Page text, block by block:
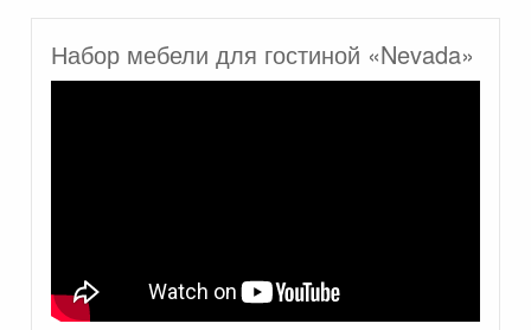
ВМФ-1920.1
Набор мебели для гостиной «Nevada»